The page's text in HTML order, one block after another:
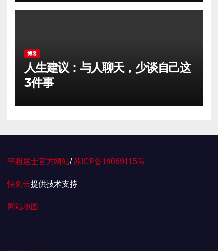
博客
人生建议：与人聊天，少谈自己这
3件事
平相居士官方网站/苏ICP备19069115号
快豹云提供技术支持
网站地图